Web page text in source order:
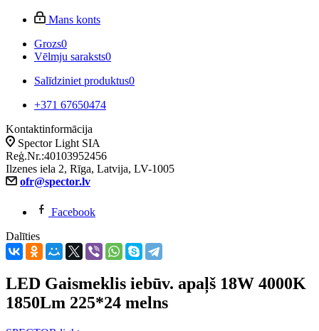
Mans konts
Grozs0
Vēlmju saraksts0
Salīdziniet produktus0
+371 67650474
Kontaktinformācija
Spector Light SIA
Reģ.Nr.:40103952456
Ilzenes iela 2, Rīga, Latvija, LV-1005
ofr@spector.lv
Facebook
Dalīties
LED Gaismeklis iebūv. apaļš 18W 4000K
1850Lm 225*24 melns